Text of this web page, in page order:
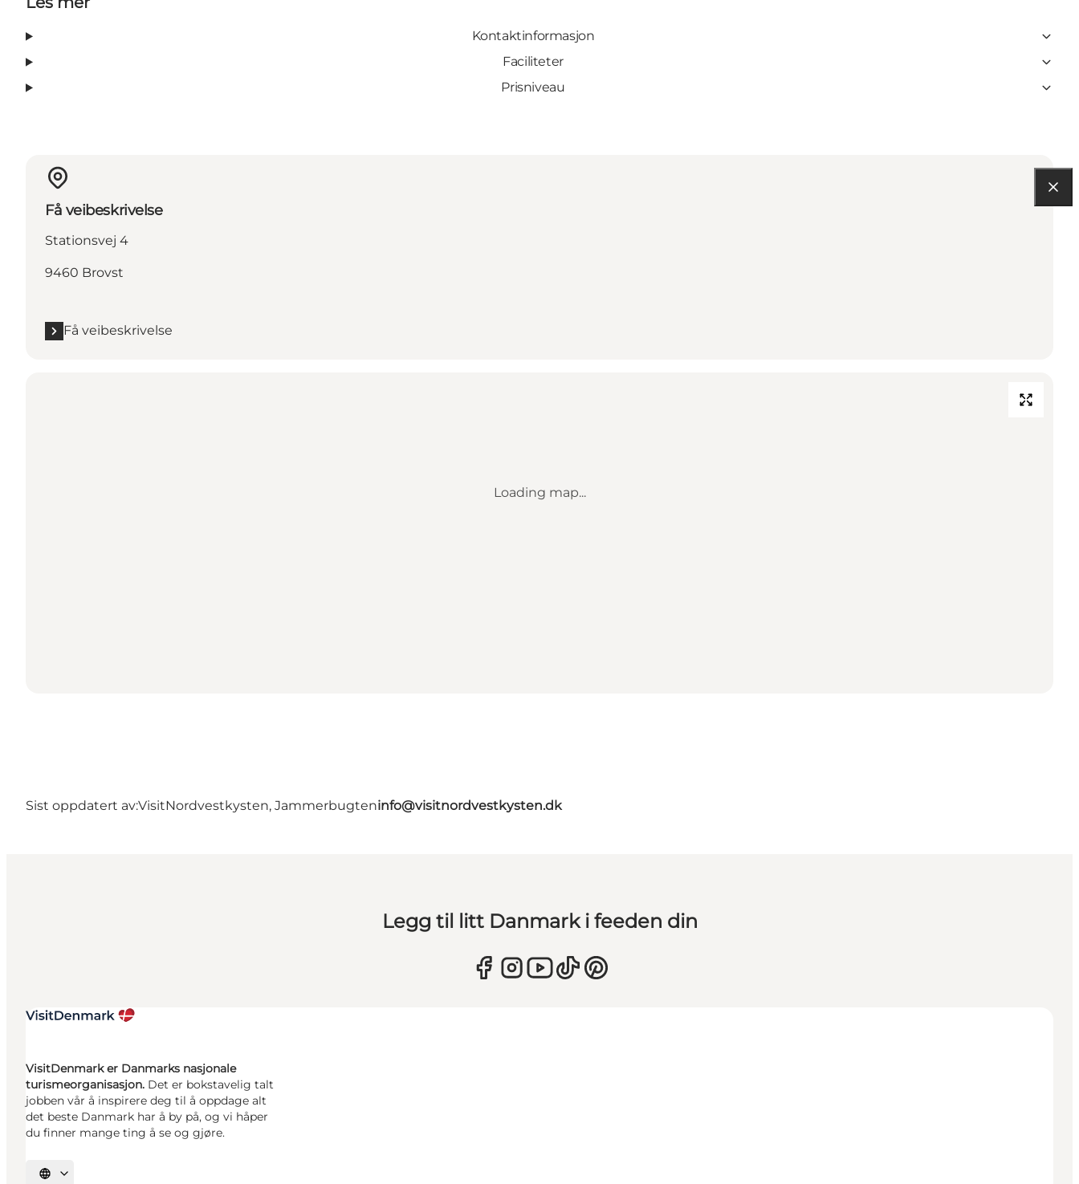
Kontaktinformasjon
Faciliteter
Prisniveau
Få veibeskrivelse
Stationsvej 4
9460 Brovst
Få veibeskrivelse
Loading map...
Sist oppdatert av:VisitNordvestkysten, Jammerbugteninfo@visitnordvestkysten.dk
Legg til litt Danmark i feeden din
VisitDenmark er Danmarks nasjonale
turismeorganisasjon. Det er bokstavelig talt
jobben vår å inspirere deg til å oppdage alt
det beste Danmark har å by på, og vi håper
du finner mange ting å se og gjøre.
Velg språk